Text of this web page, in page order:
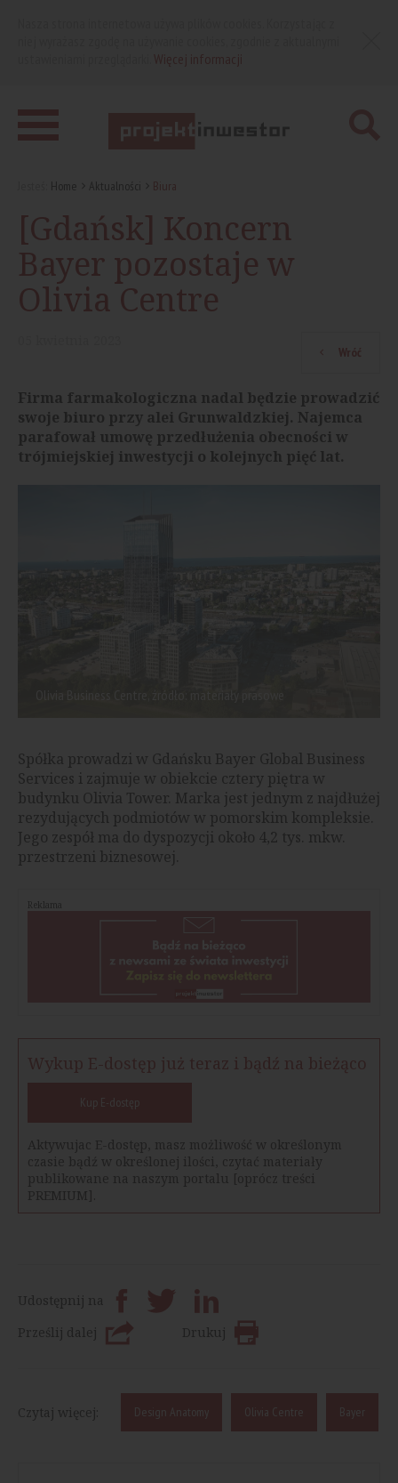
Home Aktualności Biura
[Gdańsk] Koncern
Bayer pozostaje w
Olivia Centre
Wróć
Firma farmakologiczna nadal będzie prowadzić
swoje biuro przy alei Grunwaldzkiej. Najemca
parafował umowę przedłużenia obecności w
trójmiejskiej inwestycji o kolejnych pięć lat.
Spółka prowadzi w Gdańsku Bayer Global Business
Services i zajmuje w obiekcie cztery piętra w
budynku Olivia Tower. Marka jest jednym z najdłużej
rezydujących podmiotów w pomorskim kompleksie.
Jego zespół ma do dyspozycji około 4,2 tys. mkw.
przestrzeni biznesowej.
Reklama
Wykup E-dostęp już teraz i bądź na bieżąco
Kup E-dostęp
Aktywujac E-dostęp, masz możliwość w określonym
czasie bądź w określonej ilości, czytać materiały
publikowane na naszym portalu [oprócz treści
PREMIUM].
Udostępnij na
Prześlij dalej
Drukuj
Czytaj więcej: Design Anatomy Olivia Centre Bayer